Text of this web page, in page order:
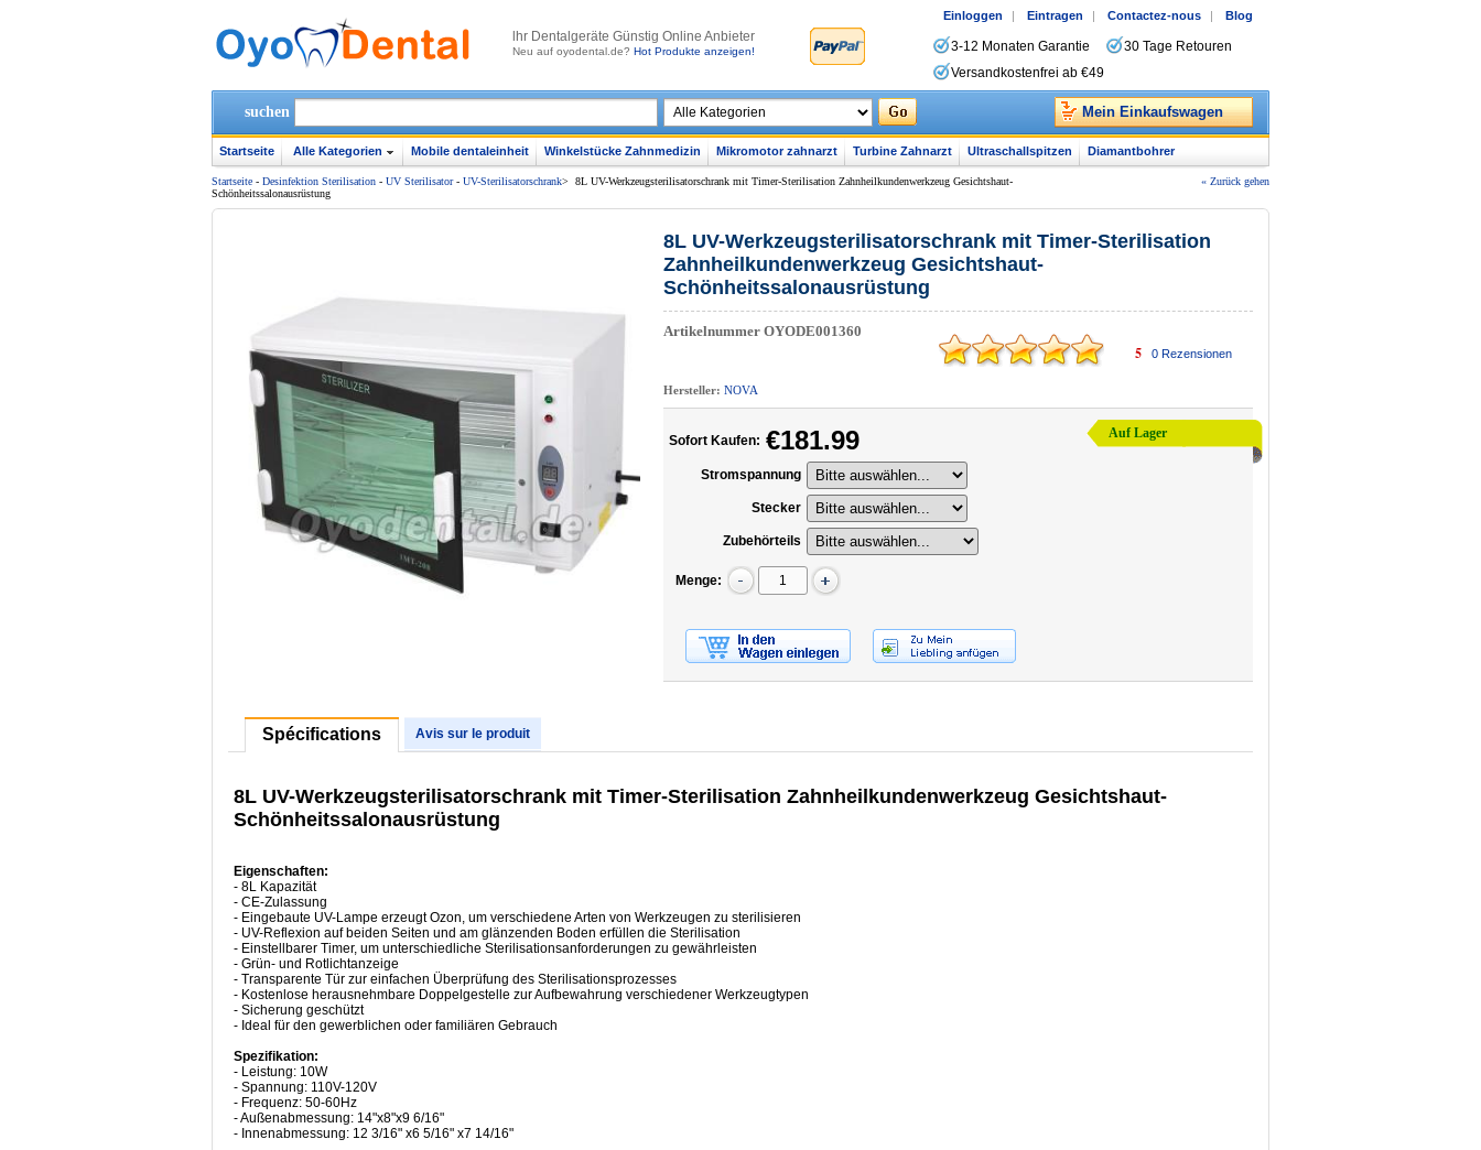
lhr Dentalgeräte Günstig Online Anbieter
Neu auf oyodental.de? Hot Produkte anzeigen!
Einloggen | Eintragen | Contactez-nous | Blog
3-12 Monaten Garantie
30 Tage Retouren
Versandkostenfrei ab €49
suchen Mein Einkaufswagen
Startseite Alle Kategorien Mobile dentaleinheit Winkelstücke Zahnmedizin Mikromotor zahnarzt Turbine Zahnarzt Ultraschallspitzen Diamantbohrer
Startseite - Desinfektion Sterilisation - UV Sterilisator- UV-Sterilisatorschrank> 8L UV-Werkzeugsterilisatorschrank mit Timer-Sterilisation Zahnheilkundenwerkzeug Gesichtshaut-
Schönheitssalonausrüstung
« Zurück gehen
8L UV-Werkzeugsterilisatorschrank mit Timer-Sterilisation
Zahnheilkundenwerkzeug Gesichtshaut-
Schönheitssalonausrüstung
Artikelnummer OYODE001360
5 0Rezensionen
Hersteller: NOVA
Auf Lager
Sofort Kaufen: €181.99
Stromspannung
Stecker
Zubehörteils
Menge:
Spécifications Avis sur le produit
8L UV-Werkzeugsterilisatorschrank mit Timer-Sterilisation Zahnheilkundenwerkzeug Gesichtshaut-
Schönheitssalonausrüstung
Eigenschaften:
- 8L Kapazität
- CE-Zulassung
- Eingebaute UV-Lampe erzeugt Ozon, um verschiedene Arten von Werkzeugen zu sterilisieren
- UV-Reflexion auf beiden Seiten und am glänzenden Boden erfüllen die Sterilisation
- Einstellbarer Timer, um unterschiedliche Sterilisationsanforderungen zu gewährleisten
- Grün- und Rotlichtanzeige
- Transparente Tür zur einfachen Überprüfung des Sterilisationsprozesses
- Kostenlose herausnehmbare Doppelgestelle zur Aufbewahrung verschiedener Werkzeugtypen
- Sicherung geschützt
- Ideal für den gewerblichen oder familiären Gebrauch
Spezifikation:
- Leistung: 10W
- Spannung: 110V-120V
- Frequenz: 50-60Hz
- Außenabmessung: 14"x8"x9 6/16"
- Innenabmessung: 12 3/16" x6 5/16" x7 14/16"